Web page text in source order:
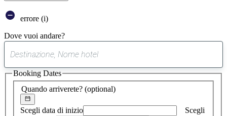
errore (i)
Dove vuoi andare?
suggerimento
trovato
Quando arriverete? (optional)
Scegli data di inizio
Scegli
Booking Dates